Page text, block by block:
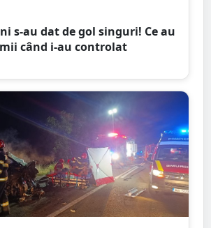
s-au dat de gol singuri! Ce au
când i-au controlat